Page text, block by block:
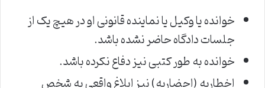
خوانده یا وکیل یا نماینده قانونی او در هیچ یک از
جلسات دادگاه حاضر نشده باشد.
خوانده به طور کتبی نیز دفاع نکرده باشد.